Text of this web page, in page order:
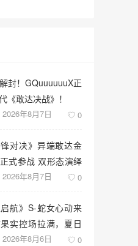
封！GQuuuuuuX正
《敢达决战》！
2026年8月7日 0
锋对决》异端敢达金
式参战 双形态演绎
2026年8月7日 0
启航》S-蛇女心动来
实控场拉满，夏日
2026年8月6日 0